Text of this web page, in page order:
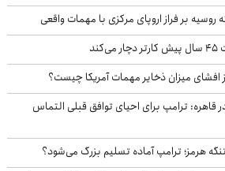
میزان ذخایر مهمات آمریکا چیست؟
قاهره: ترامپ برای احیای توافق قبلی التماس
هرمز؛ ترامپ آماده تسلیم بزرگ می‌شود؟